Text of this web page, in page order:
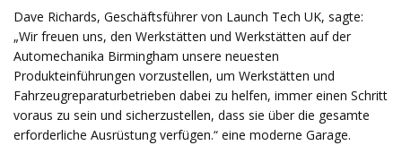
Dave Richards, Geschäftsführer von Launch Tech UK, sagte:
„Wir freuen uns, den Werkstätten und Werkstätten auf der
Automechanika Birmingham unsere neuesten
Produkteinführungen vorzustellen, um Werkstätten und
Fahrzeugreparaturbetrieben dabei zu helfen, immer einen Schritt
voraus zu sein und sicherzustellen, dass sie über die gesamte
erforderliche Ausrüstung verfügen.“ eine moderne Garage.